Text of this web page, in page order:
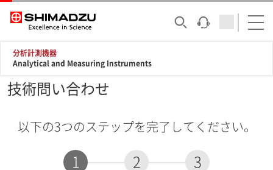
分析計測機器
Analytical and Measuring Instruments
技術問い合わせ
以下の3つのステップを完了してください。
1 2 3